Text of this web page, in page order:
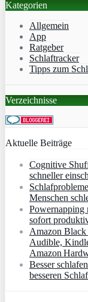
Kategorien
Allgemein
App
Ratgeber
Schlaftracker
Tipps zum
Verzeichnisse
Aktuelle Beiträge
Cognitive
schneller
Menschen
Powernapping
sofort
Amazon Black
Audible,
Amazon
Besser
besseren